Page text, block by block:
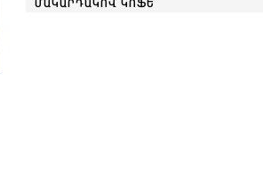
ՄԱԿԱՐԴԱԿՈՎ ԿՈՖԵ